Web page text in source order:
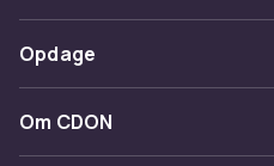
Spor pakke
Fortryd & returner her
Kontakt os
Betaling
Levering
Opdage
Kategorier
Maerke
Om CDON